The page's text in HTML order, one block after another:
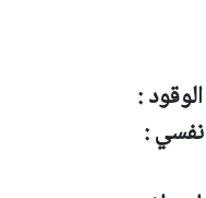
:
نفسي :